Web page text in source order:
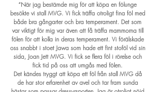
“När jag bestämde mig för att köpa en fölunge
besökte vi stall MVG. Vi fick träffa otroligt fina föl med
både bra gångarter och bra temperament. Det som
var viktigt för mig var även att få träffa mammorna till
fölen för att kolla in deras temperament. Vi förälskade
oss snabbt i stoet Jawa som hade ett fint stoföl vid sin
sida, Joan Jett MVG. Vi fick se flera föl i rörelse och
fick tid på oss att umgås med fölen.
Det kändes tryggt att köpa ett föl från stall MVG då
de har stor erfarenhet av avel och tar fram sunda